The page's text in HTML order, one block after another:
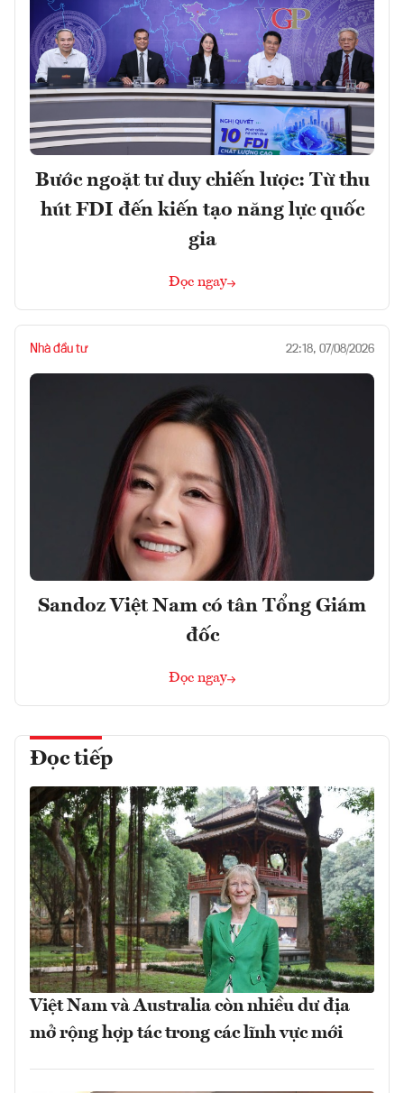
Bước ngoặt tư duy chiến lược: Từ thu
hút FDI đến kiến tạo năng lực quốc
gia
Đọc ngay
Nhà đầu tư 22:18, 07/08/2026
Sandoz Việt Nam có tân Tổng Giám
đốc
Đọc ngay
Đọc tiếp
Việt Nam và Australia còn nhiều dư địa
mở rộng hợp tác trong các lĩnh vực mới